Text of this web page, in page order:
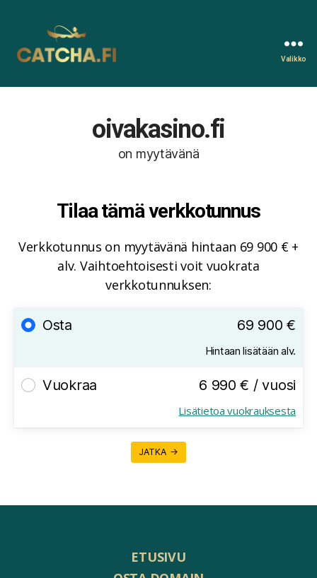
Valikko
oivakasino.fi
on myytävänä
Tilaa tämä verkkotunnus
Verkkotunnus on myytävänä hintaan 69 900 € +
alv. Vaihtoehtoisesti voit vuokrata
verkkotunnuksen:
Osta 69 900 €
Hintaan lisätään alv.
Vuokraa 6 990 € / vuosi
Lisätietoa vuokrauksesta
JATKA →
ETUSIVU